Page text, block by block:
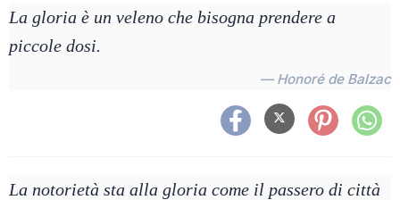
La gloria è un veleno che bisogna prendere a
piccole dosi.
— Honoré de Balzac
La notorietà sta alla gloria come il passero di città